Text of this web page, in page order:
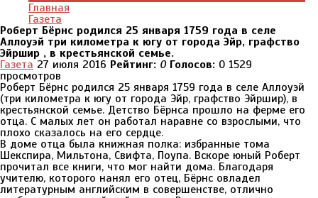
Главная
Газета
Роберт Бёрнс родился 25 января 1759 года в селе
Аллоуэй три километра к югу от города Эйр, графство
Эйршир , в крестьянской семье.
Газета 27 июля 2016 Рейтинг: 0 Голосов: 0 1529
просмотров
Роберт Бёрнс родился 25 января 1759 года в селе Аллоуэй
(три километра к югу от города Эйр, графство Эйршир), в
крестьянской семье. Детство Бёрнса прошло на ферме его
отца. С малых лет он работал наравне со взрослыми, что
плохо сказалось на его сердце.
В доме отца была книжная полка: избранные тома
Шекспира, Мильтона, Свифта, Поупа. Вскоре юный Роберт
прочитал все книги, что мог найти дома. Благодаря
учителю, которого нанял его отец, Бёрнс овладел
литературным английским в совершенстве, отлично